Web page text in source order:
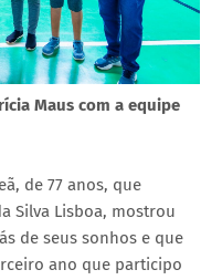
Maus com a equipe
de 77 anos, que
Silva Lisboa, mostrou
de seus sonhos e que
ano que participo